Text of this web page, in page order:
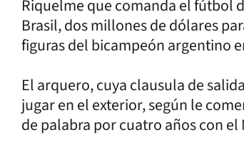
Riquelme que comanda el fútbol
Brasil, dos millones de dólares
figuras del bicampeón argentino
El arquero, cuya clausula de
jugar en el exterior, según le
de palabra por cuatro años con el